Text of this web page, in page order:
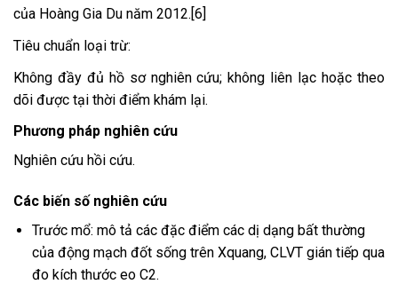
của Hoàng Gia Du năm 2012.[6]
Tiêu chuẩn loại trừ:
Không đầy đủ hồ sơ nghiên cứu; không liên lạc hoặc theo
dõi được tại thời điểm khám lại.
Phương pháp nghiên cứu
Nghiên cứu hồi cứu.
Các biến số nghiên cứu
Trước mổ: mô tả các đặc điểm các dị dạng bất thường
của động mạch đốt sống trên Xquang, CLVT gián tiếp qua
đo kích thước eo C2.